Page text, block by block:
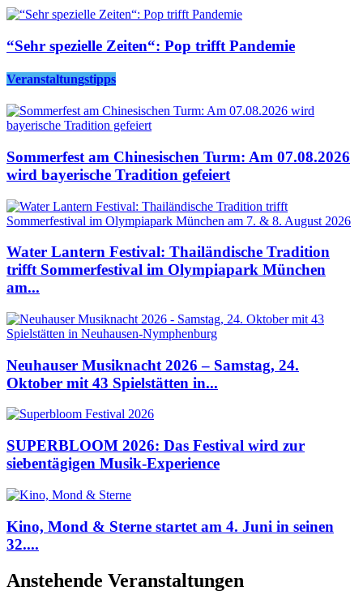
“Sehr spezielle Zeiten“: Pop trifft Pandemie
Veranstaltungstipps
Sommerfest am Chinesischen Turm: Am 07.08.2026
wird bayerische Tradition gefeiert
Water Lantern Festival: Thailändische Tradition
trifft Sommerfestival im Olympiapark München
am...
Neuhauser Musiknacht 2026 – Samstag, 24.
Oktober mit 43 Spielstätten in...
SUPERBLOOM 2026: Das Festival wird zur
siebentägigen Musik-Experience
Kino, Mond & Sterne startet am 4. Juni in seinen
32....
Anstehende Veranstaltungen